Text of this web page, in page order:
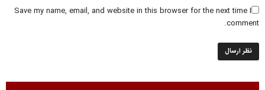
Save my name, email, and website in this browser for the next time I
comment.